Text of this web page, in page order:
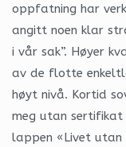
oppfatning har
angitt noen klar
i vår sak”. Høyer
av de flotte
høyt nivå. Kortid
meg utan
lappen «Livet